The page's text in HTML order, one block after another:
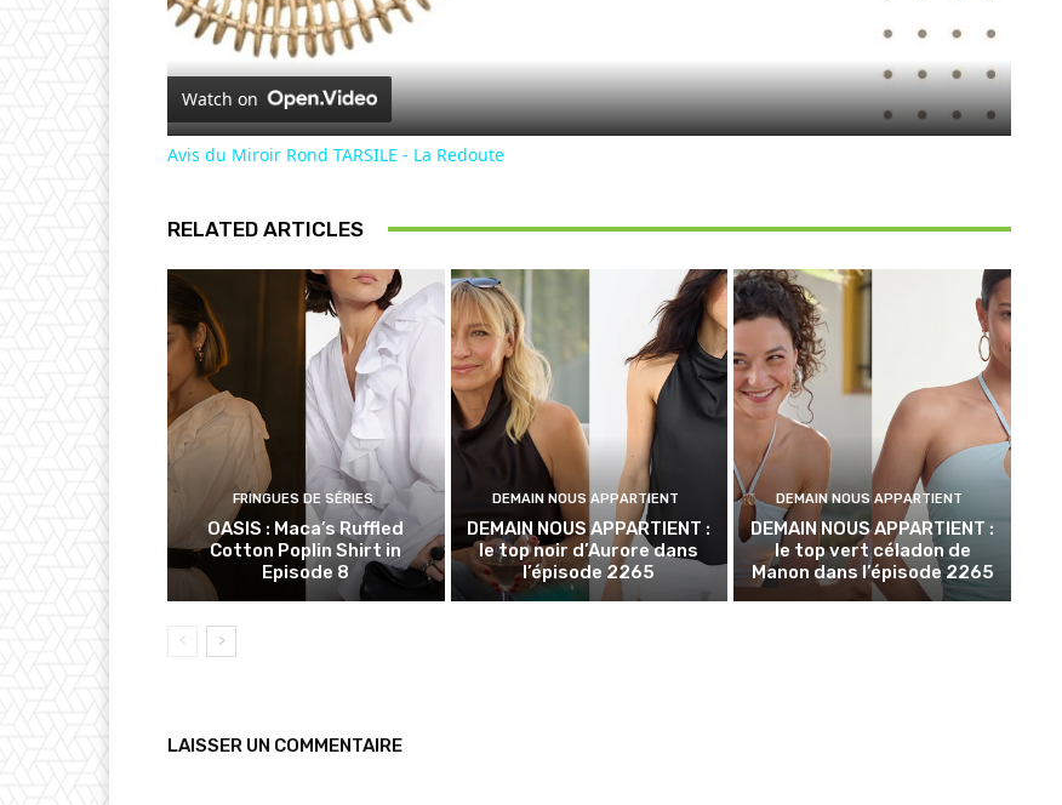
Watch on
Avis du Miroir Rond TARSILE - La Redoute
RELATED ARTICLES
FRINGUES DE SÉRIES
OASIS : Maca’s Ruffled
Cotton Poplin Shirt in
Episode 8
DEMAIN NOUS APPARTIENT
DEMAIN NOUS APPARTIENT :
le top noir d’Aurore dans
l’épisode 2265
DEMAIN NOUS APPARTIENT
DEMAIN NOUS APPARTIENT :
le top vert céladon de
Manon dans l’épisode 2265
LAISSER UN COMMENTAIRE